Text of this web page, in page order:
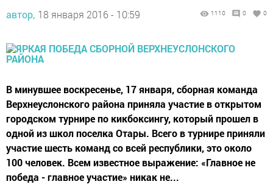
автор, 18 января 2016 - 10:59 1110 0 0
В минувшее воскресенье, 17 января, сборная команда
Верхнеуслонского района приняла участие в открытом
городском турнире по кикбоксингу, который прошел в
одной из школ поселка Отары. Всего в турнире приняли
участие шесть команд со всей республики, это около
100 человек. Всем известное выражение: «Главное не
победа - главное участие» никак не...